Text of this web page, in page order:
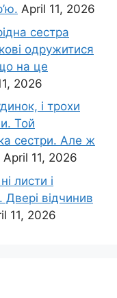
April 11, 2026
сестра
одружитися
на це
2026
і трохи
Той
сестри. Але ж
April 11, 2026
листи і
Двері відчинив
11, 2026